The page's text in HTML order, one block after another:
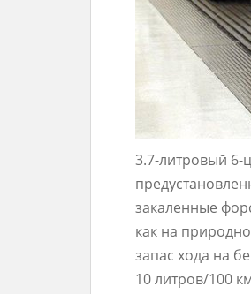
3.7-литровый 6-
закаленные
как на
запас хода на
10 литров/100